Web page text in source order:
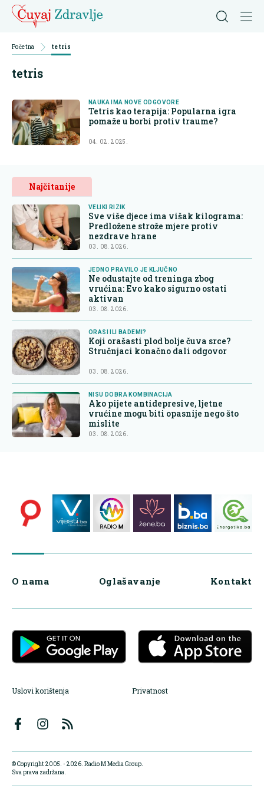
Početna tetris
tetris
NAUKA IMA NOVE ODGOVORE
Tetris kao terapija: Popularna igra
pomaže u borbi protiv traume?
04. 02. 2025.
Najčitanije
VELIKI RIZIK
Sve više djece ima višak kilograma:
Predložene strože mjere protiv
nezdrave hrane
03. 08. 2026.
JEDNO PRAVILO JE KLJUČNO
Ne odustajte od treninga zbog
vrućina: Evo kako sigurno ostati
aktivan
03. 08. 2026.
ORASI ILI BADEMI?
Koji orašasti plod bolje čuva srce?
Stručnjaci konačno dali odgovor
03. 08. 2026.
NISU DOBRA KOMBINACIJA
Ako pijete antidepresive, ljetne
vrućine mogu biti opasnije nego što
mislite
03. 08. 2026.
O nama Oglašavanje Kontakt
Uslovi korištenja Privatnost
© Copyright 2005. - 2026. Radio M Media Group.
Sva prava zadržana.